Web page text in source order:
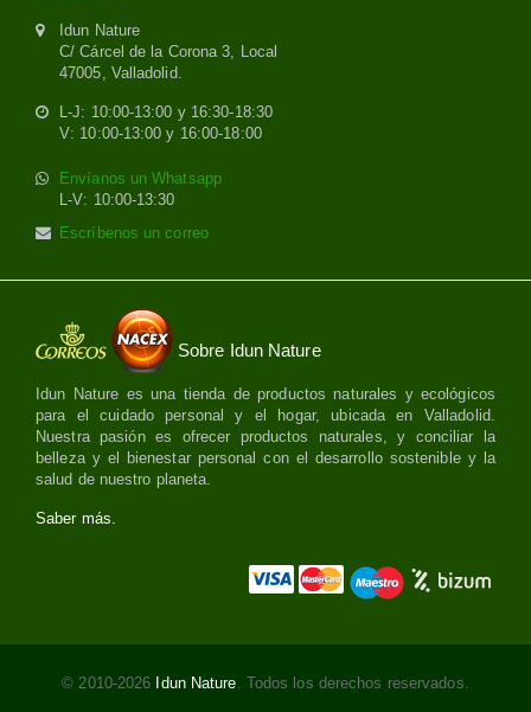
Idun Nature
C/ Cárcel de la Corona 3, Local
47005, Valladolid.
L-J: 10:00-13:00 y 16:30-18:30
V: 10:00-13:00 y 16:00-18:00
Envíanos un Whatsapp
L-V: 10:00-13:30
Escríbenos un correo
Sobre Idun Nature
Idun Nature es una tienda de productos naturales y ecológicos
para el cuidado personal y el hogar, ubicada en Valladolid.
Nuestra pasión es ofrecer productos naturales, y conciliar la
belleza y el bienestar personal con el desarrollo sostenible y la
salud de nuestro planeta.
Saber más.
© 2010-2026 Idun Nature. Todos los derechos reservados.